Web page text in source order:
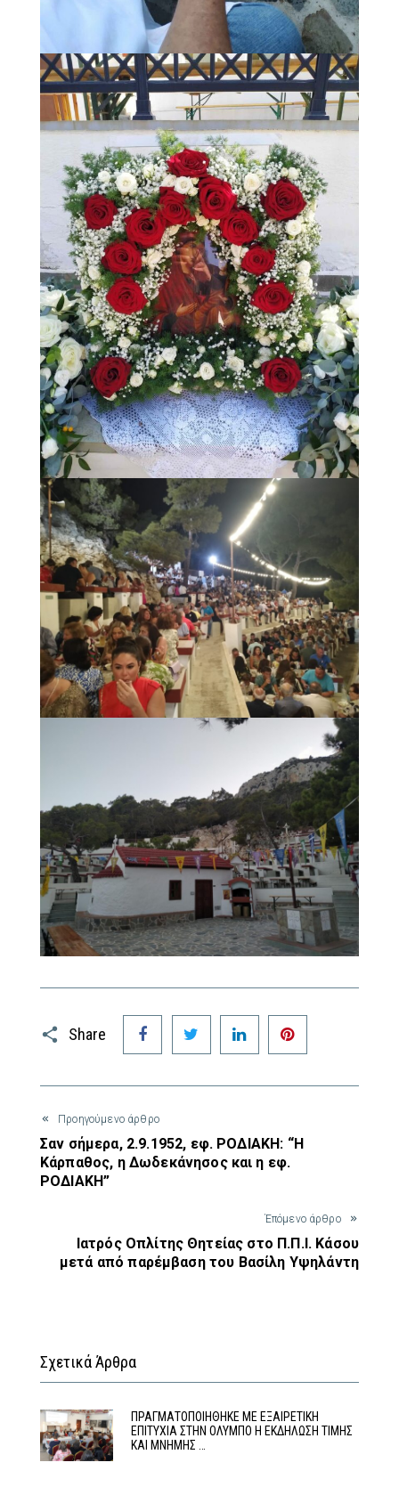
Share
Facebook Twitter LinkedIn
Προηγούμενο άρθρο
Σαν σήμερα, 2.9.1952, εφ. ΡΟΔΙΑΚΗ: “Η
Κάρπαθος, η Δωδεκάνησος και η εφ.
ΡΟΔΙΑΚΗ”
Έπόμενο άρθρο
Ιατρός Οπλίτης Θητείας στο Π.Π.Ι. Κάσου
μετά από παρέμβαση του Βασίλη Υψηλάντη
Σχετικά Άρθρα
ΠΡΑΓΜΑΤΟΠΟΙΗΘΗΚΕ ΜΕ ΕΞΑΙΡΕΤΙΚΗ
ΕΠΙΤΥΧΙΑ ΣΤΗΝ ΟΛΥΜΠΟ Η ΕΚΔΗΛΩΣΗ ΤΙΜΗΣ
ΚΑΙ ΜΝΗΜΗΣ …